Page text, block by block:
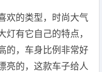
欢的类型，时尚大气
灯有它自己的特点，
的，车身比例非常好
亮的，这款车子给人